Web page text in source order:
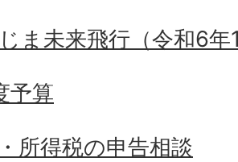
ま未来飛行（令和6年
予算
所得税の申告相談